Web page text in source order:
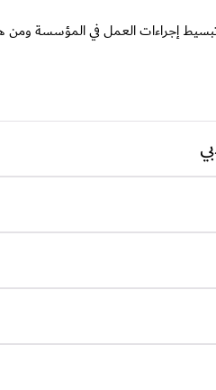
وتبسيط إجراءات العمل في المؤسسة